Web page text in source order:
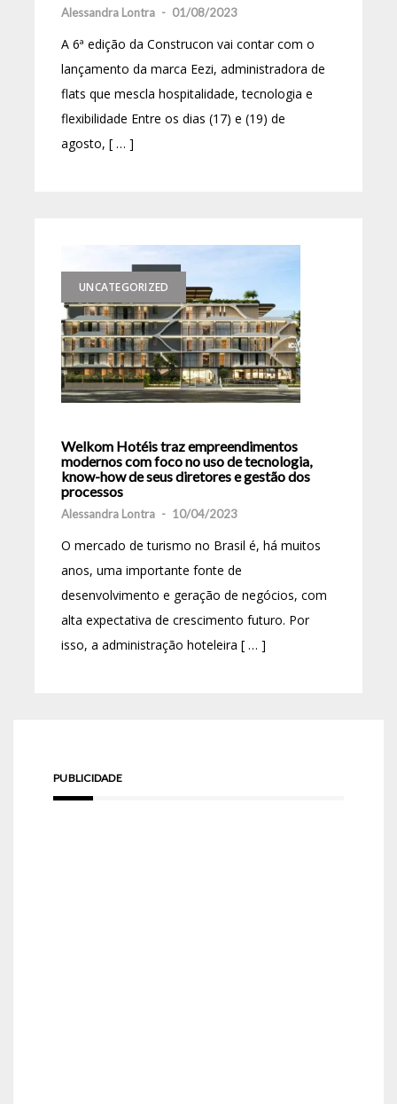
Alessandra Lontra - 01/08/2023
A 6ª edição da Construcon vai contar com o
lançamento da marca Eezi, administradora de
flats que mescla hospitalidade, tecnologia e
flexibilidade Entre os dias (17) e (19) de
agosto, [ … ]
UNCATEGORIZED
Welkom Hotéis traz empreendimentos
modernos com foco no uso de tecnologia,
know-how de seus diretores e gestão dos
processos
Alessandra Lontra - 10/04/2023
O mercado de turismo no Brasil é, há muitos
anos, uma importante fonte de
desenvolvimento e geração de negócios, com
alta expectativa de crescimento futuro. Por
isso, a administração hoteleira [ … ]
PUBLICIDADE